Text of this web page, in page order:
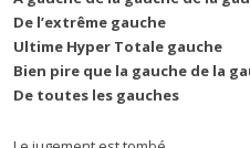
De l’extrême gauche
Ultime Hyper Totale gauche
Bien pire que la gauche de la
De toutes les gauches